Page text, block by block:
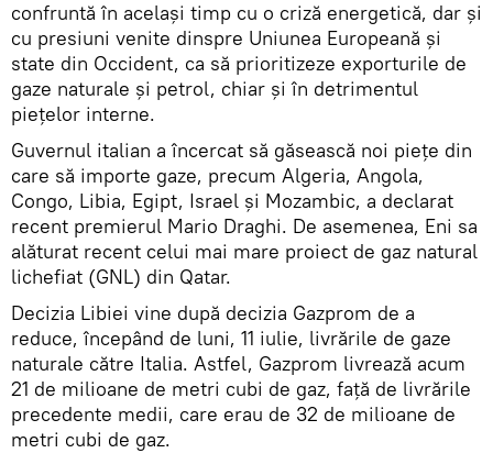
confruntă în același timp cu o criză energetică, dar și
cu presiuni venite dinspre Uniunea Europeană și
state din Occident, ca să prioritizeze exporturile de
gaze naturale și petrol, chiar și în detrimentul
piețelor interne.
Guvernul italian a încercat să găsească noi piețe din
care să importe gaze, precum Algeria, Angola,
Congo, Libia, Egipt, Israel și Mozambic, a declarat
recent premierul Mario Draghi. De asemenea, Eni sa
alăturat recent celui mai mare proiect de gaz natural
lichefiat (GNL) din Qatar.
Decizia Libiei vine după decizia Gazprom de a
reduce, începând de luni, 11 iulie, livrările de gaze
naturale către Italia. Astfel, Gazprom livrează acum
21 de milioane de metri cubi de gaz, față de livrările
precedente medii, care erau de 32 de milioane de
metri cubi de gaz.